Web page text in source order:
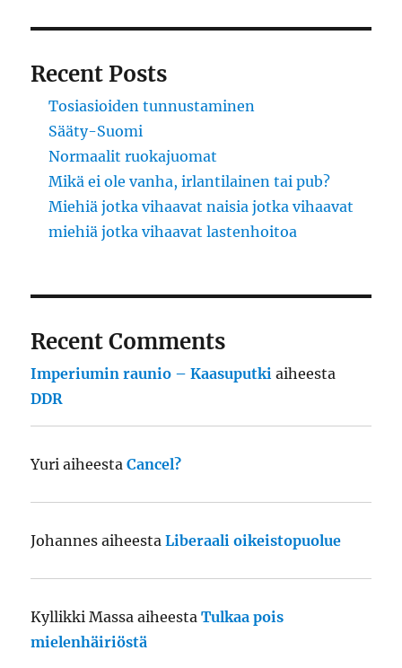
Recent Posts
Tosiasioiden tunnustaminen
Sääty-Suomi
Normaalit ruokajuomat
Mikä ei ole vanha, irlantilainen tai pub?
Miehiä jotka vihaavat naisia jotka vihaavat
miehiä jotka vihaavat lastenhoitoa
Recent Comments
Imperiumin raunio – Kaasuputki aiheesta
DDR
Yuri aiheestaCancel?
Johannes aiheestaLiberaali oikeistopuolue
Kyllikki Massa aiheestaTulkaa pois
mielenhäiriöstä